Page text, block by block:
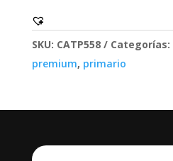
SKU: CATP558 Categorías:
premium, primario